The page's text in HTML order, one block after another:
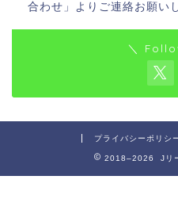
合わせ」よりご連絡お願い
＼
プライバシーポリシ
2018–2026 Jリー